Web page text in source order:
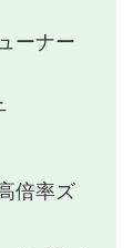
ーナー
倍率ズ